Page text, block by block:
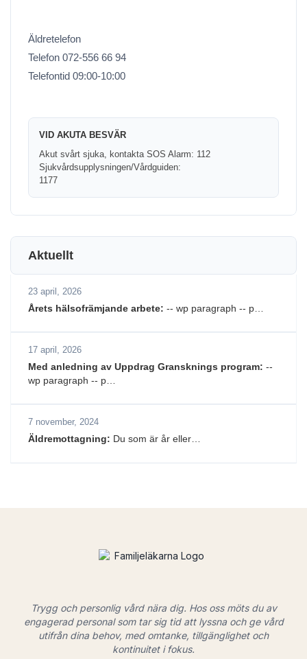
Äldretelefon
Telefon 072-556 66 94
Telefontid 09:00-10:00
VID AKUTA BESVÄR
Akut svårt sjuka, kontakta SOS Alarm: 112
Sjukvårdsupplysningen/Vårdguiden:
1177
Aktuellt
23 april, 2026
Årets hälsofrämjande arbete: -- wp paragraph -- p…
17 april, 2026
Med anledning av Uppdrag Gransknings program: --
wp paragraph -- p…
7 november, 2024
Äldremottagning: Du som är år eller…
Trygg och personlig vård nära dig. Hos oss möts du av
engagerad personal som tar sig tid att lyssna och ge vård
utifrån dina behov, med omtanke, tillgänglighet och
kontinuitet i fokus.